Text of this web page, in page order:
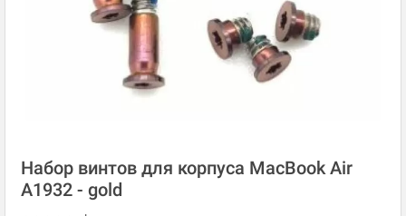
Набор винтов для корпуса MacBook Air
A1932 - gold